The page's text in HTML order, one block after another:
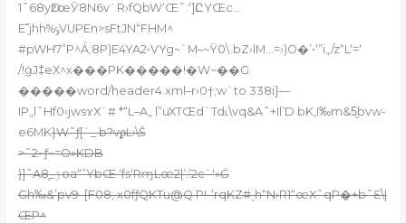
1˜68yǲœӮ8N6v`R›fQbW’Œ˜:‘]ԸYŒc…
E˭jhh%ݹVUPEn>sFtJN“FHM^
#pWH7”P^Ǡ;8P)E4YA2•VYg~`M–~Ÿ0\.bZ›lM…=›)O�’•‘”i„/z“L‘=‘
/!ġJ‡eX^x���PK�����!�W~��G
�����word/header4.xml–r›0†;w`to 338i}—
IP„l˜Hf0‹jwsɤX`# *“L–A„l”uXTŒd`Td˪\vq&A˜+Il’D bK,I‰m&5̯bvw-
e6MK}W˜ƒ[`_ b?vϼL›\Š
>˜2~ƒ~=O»KDB
)]˜Aۯ_֧8oa“”YbŒ ‘fs‘RɱLœ2|’:’2c`'»Ġ
Gh‰&’pv9–[F08‚ x0fƒQKTu@Q P!-‘rqKZ#ͺh“N›R1“œX˜qP�+b˜Ɛ\|
ŒP^